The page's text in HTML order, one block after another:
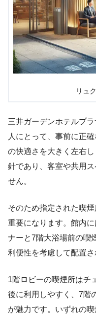
リュ
三井ガーデンホテルプ
人にとって、事前に正
の快適さを大きく左右
針であり、客室や共用
せん。
そのため指定された喫
重要になります。館内
ナーと7階大浴場前の喫
利便性を考慮して配置さ
1階ロビーの喫煙所はチ
後に利用しやすく、7階
が魅力です。いずれの